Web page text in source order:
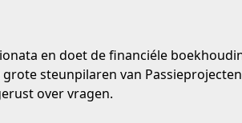
en doet de financiéle
grote steunpilaren van
over vragen.